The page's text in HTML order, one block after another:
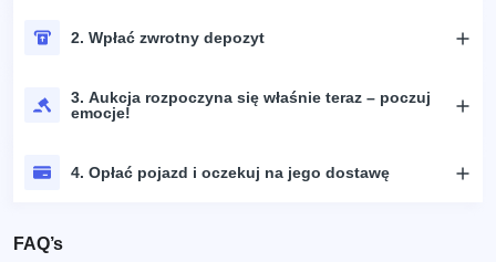
2. Wpłać zwrotny depozyt
3. Aukcja rozpoczyna się właśnie teraz – poczuj
emocje!
4. Opłać pojazd i oczekuj na jego dostawę
FAQ’s